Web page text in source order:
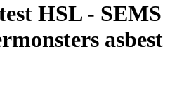
HSL - SEMS
asbest